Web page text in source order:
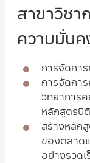
สาขาวิชา
ความมั่นค
การจัดกา
การจัดกา
วิทยาการ
หลักสูตรนิติ
สร้างหลัก
ของตลาด
อย่างรวดเ